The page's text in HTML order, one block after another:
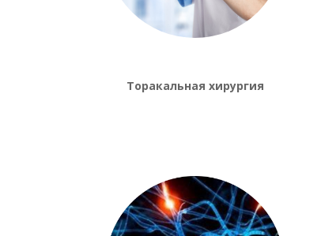
Торакальная хирургия